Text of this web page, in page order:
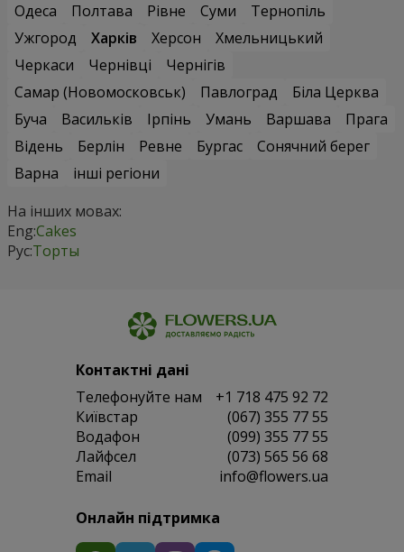
Одеса
Полтава Рівне Суми
Тернопіль
Ужгород
Харків Херсон
Хмельницький
Черкаси
Чернівці
Чернігів
Самар (Новомосковськ)
Павлоград
Біла Церква
Буча
Васильків Ірпінь Умань Варшава
Прага
Відень
Берлін Ревне Бургас
Сонячний берег
Варна
інші регіони
На інших мовах:
Eng:Cakes
Рус:Торты
Контактні дані
Телефонуйте нам
+1 718 475 92 72
Київстар
(067) 355 77 55
Водафон
(099) 355 77 55
Лайфсел
(073) 565 56 68
Email
info@flowers.ua
Онлайн підтримка